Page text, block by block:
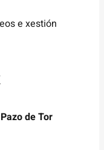
e xestión
de Tor